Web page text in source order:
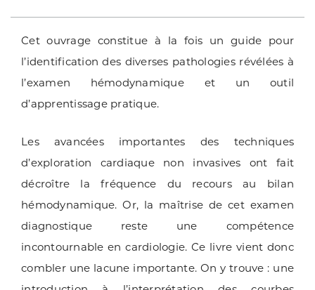
Cet ouvrage constitue à la fois un guide pour
l’identification des diverses pathologies révélées à
l’examen hémodynamique et un outil
d’apprentissage pratique.
Les avancées importantes des techniques
d’exploration cardiaque non invasives ont fait
décroître la fréquence du recours au bilan
hémodynamique. Or, la maîtrise de cet examen
diagnostique reste une compétence
incontournable en cardiologie. Ce livre vient donc
combler une lacune importante. On y trouve : une